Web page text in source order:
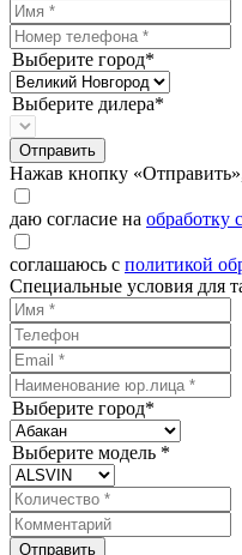
Выберите город*
Выберите дилера*
Отправить
Нажав кнопку
даю согласие на обработку
соглашаюсь с политикой
Специальные условия для
Выберите город*
Выберите модель *
Отправить